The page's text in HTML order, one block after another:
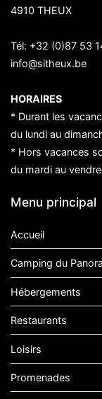
4910 THEUX
Tél: +32 (0)87 53
info@sitheux.be
HORAIRES
* Durant les
du lundi au
* Hors vacances
du mardi au
Menu principal
Accueil
Camping du
Hébergements
Restaurants
Loisirs
Promenades